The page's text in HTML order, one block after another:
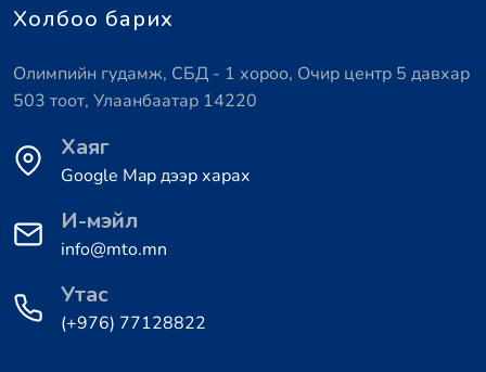
Холбоо барих
Олимпийн гудамж, СБД - 1 хороо, Очир центр 5 давхар
503 тоот, Улаанбаатар 14220
Хаяг
Google Map дээр харах
И-мэйл
info@mto.mn
Утас
(+976) 77128822